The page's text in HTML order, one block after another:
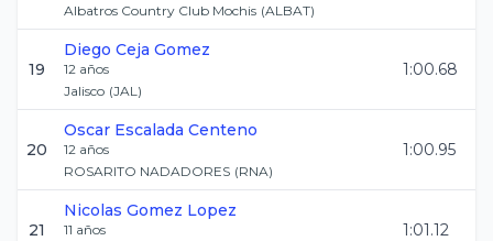
Albatros Country Club Mochis (ALBAT)
19
Diego Ceja Gomez
12 años
Jalisco (JAL)
1:00.68
20
Oscar Escalada Centeno
12 años
ROSARITO NADADORES (RNA)
1:00.95
21
Nicolas Gomez Lopez
11 años
1:01.12